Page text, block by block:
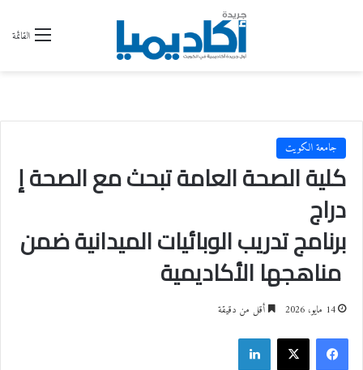
القائمة
جامعة الكويت
كلية الصحة العامة تبحث مع الصحة إ
دراج
برنامج تدريب الوبائيات الميدانية ضمن
مناهجها الأكاديمية
14 مايو، 2026 أقل من دقيقة
فيسبوك ‫X لينكدإن